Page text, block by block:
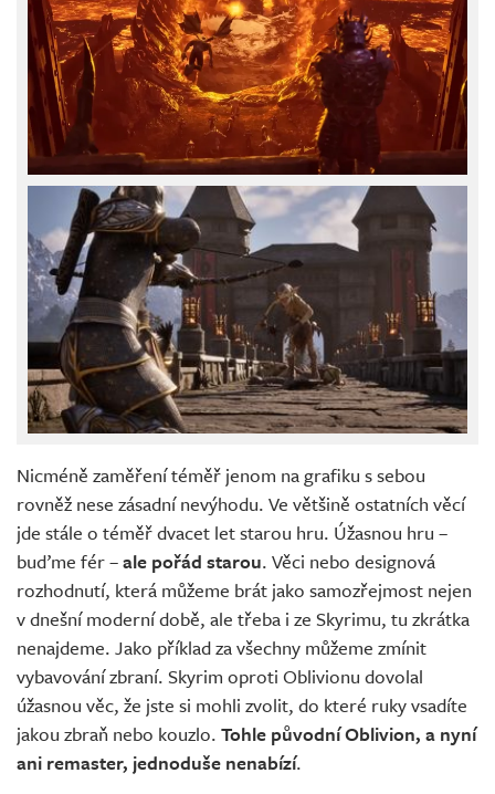
Nicméně zaměření téměř jenom na grafiku s sebou
rovněž nese zásadní nevýhodu. Ve většině ostatních věcí
jde stále o téměř dvacet let starou hru. Úžasnou hru –
buďme fér –ale pořád starou. Věci nebo designová
rozhodnutí, která můžeme brát jako samozřejmost nejen
v dnešní moderní době, ale třeba i ze Skyrimu, tu zkrátka
nenajdeme. Jako příklad za všechny můžeme zmínit
vybavování zbraní. Skyrim oproti Oblivionu dovolal
úžasnou věc, že jste si mohli zvolit, do které ruky vsadíte
jakou zbraň nebo kouzlo. Tohle původní Oblivion, a nyní
ani remaster, jednoduše nenabízí.